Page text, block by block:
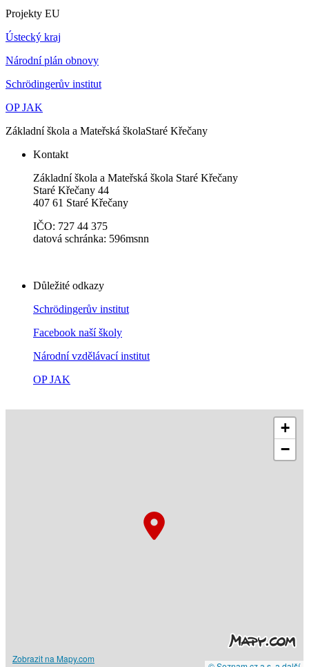
Projekty EU
Ústecký kraj
Národní plán obnovy
Schrödingerův institut
OP JAK
Základní škola a Mateřská školaStaré Křečany
Kontakt
Základní škola a Mateřská škola Staré Křečany
Staré Křečany 44
407 61 Staré Křečany
IČO: 727 44 375
datová schránka: 596msnn
Důležité odkazy
Schrödingerův institut
Facebook naší školy
Národní vzdělávací institut
OP JAK
+
−
Zobrazit na Mapy.com